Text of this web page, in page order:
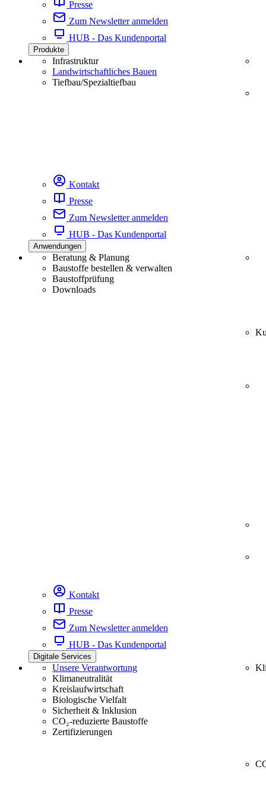
Presse
Zum Newsletter anmelden
HUB - Das Kundenportal
Produkte
Infrastruktur
Landwirtschaftliches Bauen
Tiefbau/Spezialtiefbau
Kontakt
Presse
Zum Newsletter anmelden
HUB - Das Kundenportal
Anwendungen
Beratung & Planung
Baustoffe bestellen & verwalten
Baustoffprüfung
Downloads
Kontakt
Presse
Zum Newsletter anmelden
HUB - Das Kundenportal
Digitale Services
Unsere Verantwortung
Klimaneutralität
Kreislaufwirtschaft
Biologische Vielfalt
Sicherheit & Inklusion
CO₂-reduzierte Baustoffe
Zertifizierungen